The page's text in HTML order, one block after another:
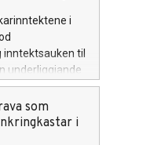
i
inntektsauken til
underliggjande
framleis
frå
som
i